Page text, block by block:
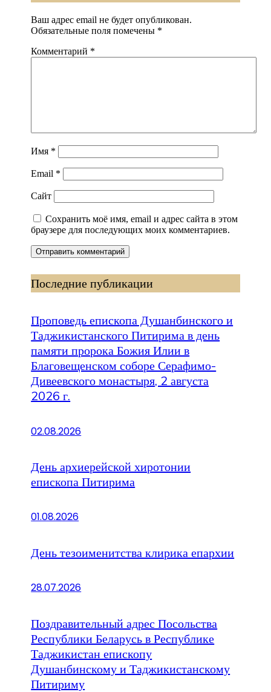
Ваш адрес email не будет опубликован.
Обязательные поля помечены *
Комментарий *
Имя *
Email *
Сайт
Сохранить моё имя, email и адрес сайта в этом
браузере для последующих моих комментариев.
Последние публикации
Проповедь епископа Душанбинского и
Таджикистанского Питирима в день
памяти пророка Божия Илии в
Благовещенском соборе Серафимо-
Дивеевского монастыря, 2 августа
2026 г.
02.08.2026
День архиерейской хиротонии
епископа Питирима
01.08.2026
День тезоименитства клирика епархии
28.07.2026
Поздравительный адрес Посольства
Республики Беларусь в Республике
Таджикистан епископу
Душанбинскому и Таджикистанскому
Питириму